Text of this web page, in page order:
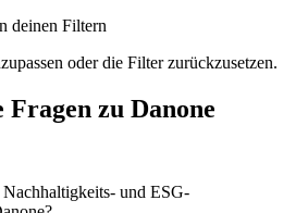
deinen Filtern
oder die Filter zurückzusetzen.
zu Danone
und ESG-